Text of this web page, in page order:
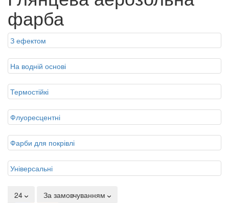
фарба
З ефектом
На водній основі
Термостійкі
Флуоресцентні
Фарби для покрівлі
Універсальні
24
За замовчуванням